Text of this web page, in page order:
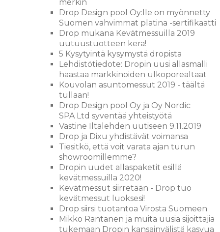
merkin
Drop Design pool Oy:lle on myönnetty
Suomen vahvimmat platina -sertifikaatti
Drop mukana Kevätmessuilla 2019
uutuustuotteen kera!
5 Kysytyintä kysymystä dropista
Lehdistötiedote: Dropin uusi allasmalli
haastaa markkinoiden ulkoporealtaat
Kouvolan asuntomessut 2019 - täältä
tullaan!
Drop Design pool Oy ja Oy Nordic
SPA Ltd syventää yhteistyötä
Vastine Iltalehden uutiseen 9.11.2019
Drop ja Dixu yhdistävät voimansa
Tiesitkö, että voit varata ajan turun
showroomillemme?
Dropin uudet allaspaketit esillä
kevätmessuilla 2020!
Kevätmessut siirretään - Drop tuo
kevätmessut luoksesi!
Drop siirsi tuotantoa Virosta Suomeen
Mikko Rantanen ja muita uusia sijoittajia
tukemaan Dropin kansainvälistä kasvua